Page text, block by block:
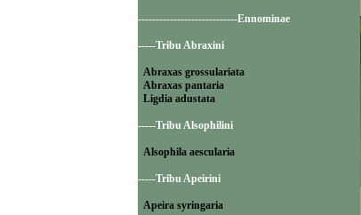
----------------------------Ennominae
-----Tribu Abraxini
Abraxas grossulariata
Abraxas pantaria
Ligdia adustata
-----Tribu Alsophilini
Alsophila aescularia
-----Tribu Apeirini
Apeira syringaria